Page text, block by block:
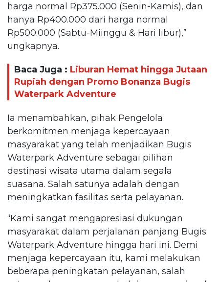
harga normal Rp375.000 (Senin-Kamis), dan
hanya Rp400.000 dari harga normal
Rp500.000 (Sabtu-Miinggu & Hari libur),”
ungkapnya.
Baca Juga : Liburan Hemat hingga Jutaan
Rupiah dengan Promo Bonanza Bugis
Waterpark Adventure
Ia menambahkan, pihak Pengelola
berkomitmen menjaga kepercayaan
masyarakat yang telah menjadikan Bugis
Waterpark Adventure sebagai pilihan
destinasi wisata utama dalam segala
suasana. Salah satunya adalah dengan
meningkatkan fasilitas serta pelayanan.
“Kami sangat mengapresiasi dukungan
masyarakat dalam perjalanan panjang Bugis
Waterpark Adventure hingga hari ini. Demi
menjaga kepercayaan itu, kami melakukan
beberapa peningkatan pelayanan, salah